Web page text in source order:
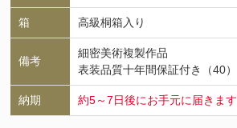
箱 高級桐箱入り
備考
細密美術複製作品
表装品質十年間保証付き（40）
納期 約5～7日後にお手元に届きます